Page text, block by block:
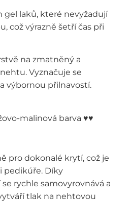
gel laků, které nevyžadují
což výrazně šetří čas při
na zmatněný a
Vyznačuje se
výbornou přilnavostí.
malinová barva ♥️♥️
pro dokonalé krytí, což je
pedikúře. Díky
rychle samovyrovnává a
tlak na nehtovou